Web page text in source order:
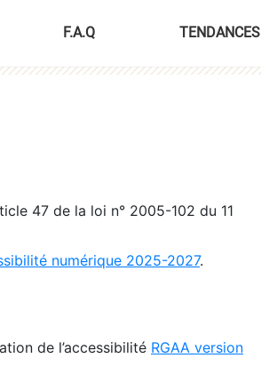
F.A.Q TENDANCES
47 de la loi n° 2005-102 du 11
numérique 2025-2027.
de l’accessibilité RGAA version